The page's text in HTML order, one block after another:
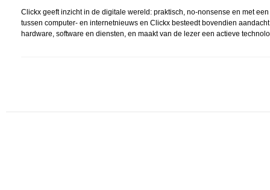
Clickx geeft inzicht in de digitale wereld: praktisch, no-nonsense en met
tussen computer- en internetnieuws en Clickx besteedt bovendien
hardware, software en diensten, en maakt van de lezer een actieve